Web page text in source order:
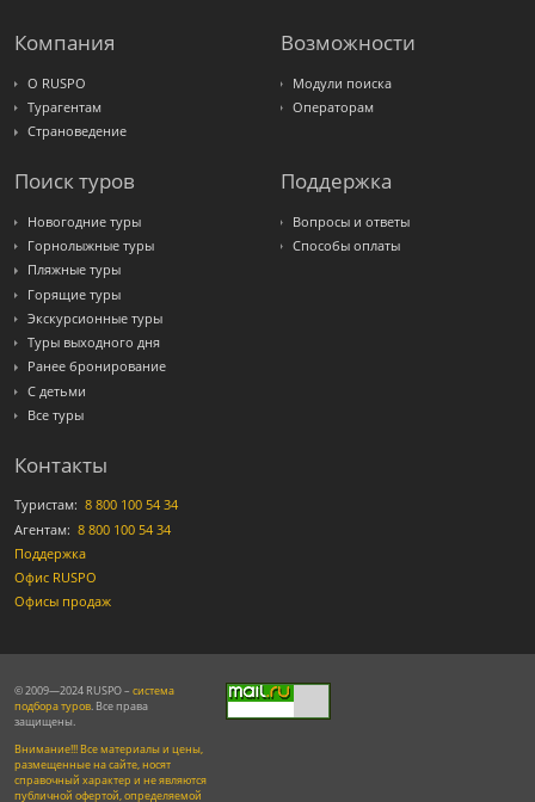
Интурист
Компания
О RUSPO
Турагентам
Страноведение
Возможности
Модули поиска
Операторам
Поиск туров
Новогодние туры
Горнолыжные туры
Пляжные туры
Горящие туры
Экскурсионные туры
Туры выходного дня
Ранее бронирование
С детьми
Все туры
Поддержка
Вопросы и ответы
Способы оплаты
Контакты
Туристам: 8 800 100 54 34
Агентам: 8 800 100 54 34
Поддержка
Офис RUSPO
Офисы продаж
© 2009—2024 RUSPO – система
подбора туров. Все права
защищены.
Внимание!!! Все материалы и цены,
размещенные на сайте, носят
справочный характер и не являются
публичной офертой, определяемой